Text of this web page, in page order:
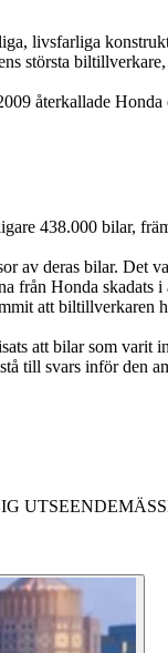
livsfarliga
största
återkallade
438.000 bilar,
av deras bilar. Det
från Honda skadats i
att
att bilar som varit
till svars inför den